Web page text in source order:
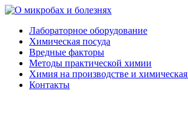
Лабораторное оборудование
Химическая посуда
Вредные факторы
Методы практической химии
Химия на производстве и
Контакты